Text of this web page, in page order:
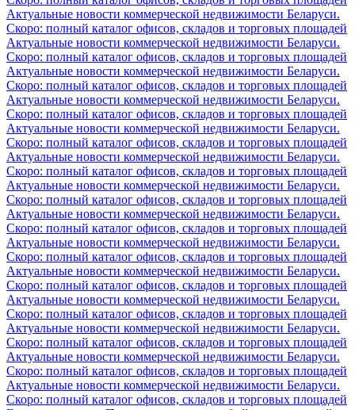
Актуальные новости коммерческой недвижимости Беларуси.
Скоро: полный каталог офисов, складов и торговых площадей
Актуальные новости коммерческой недвижимости Беларуси.
Скоро: полный каталог офисов, складов и торговых площадей
Актуальные новости коммерческой недвижимости Беларуси.
Скоро: полный каталог офисов, складов и торговых площадей
Актуальные новости коммерческой недвижимости Беларуси.
Скоро: полный каталог офисов, складов и торговых площадей
Актуальные новости коммерческой недвижимости Беларуси.
Скоро: полный каталог офисов, складов и торговых площадей
Актуальные новости коммерческой недвижимости Беларуси.
Скоро: полный каталог офисов, складов и торговых площадей
Актуальные новости коммерческой недвижимости Беларуси.
Скоро: полный каталог офисов, складов и торговых площадей
Актуальные новости коммерческой недвижимости Беларуси.
Скоро: полный каталог офисов, складов и торговых площадей
Актуальные новости коммерческой недвижимости Беларуси.
Скоро: полный каталог офисов, складов и торговых площадей
Актуальные новости коммерческой недвижимости Беларуси.
Скоро: полный каталог офисов, складов и торговых площадей
Актуальные новости коммерческой недвижимости Беларуси.
Скоро: полный каталог офисов, складов и торговых площадей
Актуальные новости коммерческой недвижимости Беларуси.
Скоро: полный каталог офисов, складов и торговых площадей
Актуальные новости коммерческой недвижимости Беларуси.
Скоро: полный каталог офисов, складов и торговых площадей
Актуальные новости коммерческой недвижимости Беларуси.
Скоро: полный каталог офисов, складов и торговых площадей